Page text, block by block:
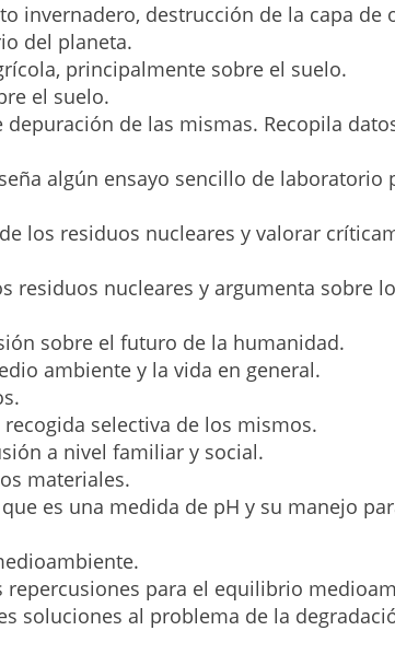
invernadero, destrucción de la capa de
del planeta.
principalmente sobre el suelo.
el suelo.
de las mismas. Recopila
algún ensayo sencillo de laboratorio
los residuos nucleares y valorar
residuos nucleares y argumenta sobre
sobre el futuro de la humanidad.
ambiente y la vida en general.
selectiva de los mismos.
a nivel familiar y social.
materiales.
es una medida de pH y su manejo
para el equilibrio
soluciones al problema de la